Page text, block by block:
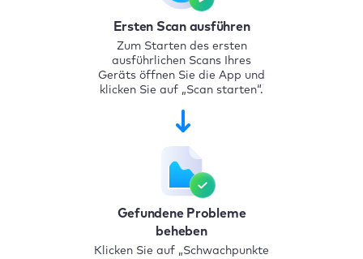
Ersten Scan ausführen
Zum Starten des ersten
ausführlichen Scans Ihres
Geräts öffnen Sie die App und
klicken Sie auf „Scan starten“.
Gefundene Probleme
beheben
Klicken Sie auf „Schwachpunkte